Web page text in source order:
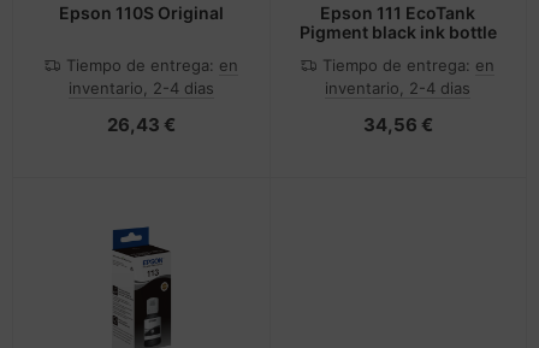
Epson 110S Original
Tiempo de entrega: en
inventario, 2-4 dias
26,43 €
Epson 111 EcoTank
Pigment black ink bottle
Tiempo de entrega: en
inventario, 2-4 dias
34,56 €